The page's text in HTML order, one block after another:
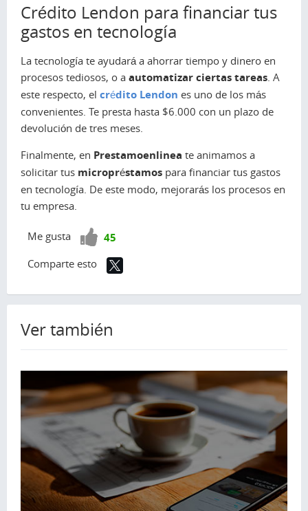
Crédito Lendon para financiar tus
gastos en tecnología
La tecnología te ayudará a ahorrar tiempo y dinero en
procesos tediosos, o a automatizar ciertas tareas. A
este respecto, el crédito Lendon es uno de los más
convenientes. Te presta hasta $6.000 con un plazo de
devolución de tres meses.
Finalmente, en Prestamoenlinea te animamos a
solicitar tus micropréstamos para financiar tus gastos
en tecnología. De este modo, mejorarás los procesos en
tu empresa.
Me gusta
¡Vota45
Comparte esto
Ver también